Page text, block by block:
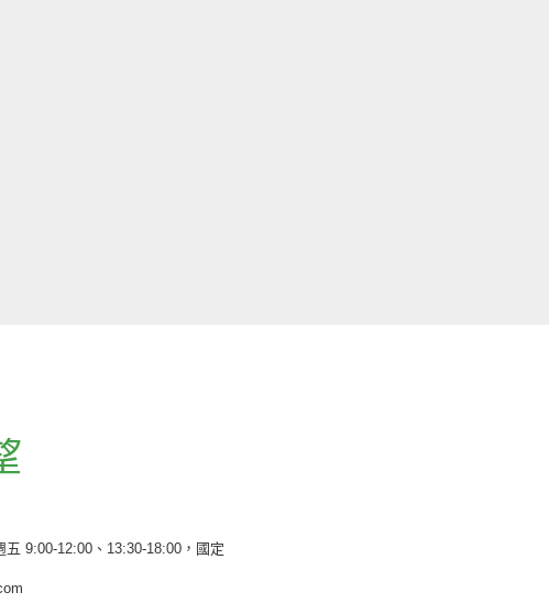
五 9:00-12:00、13:30-18:00，國定